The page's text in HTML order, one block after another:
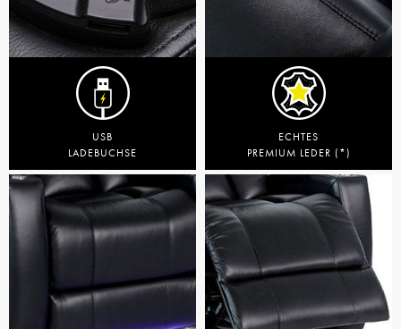
USB
LADEBUCHSE
ECHTES
PREMIUM LEDER (*)